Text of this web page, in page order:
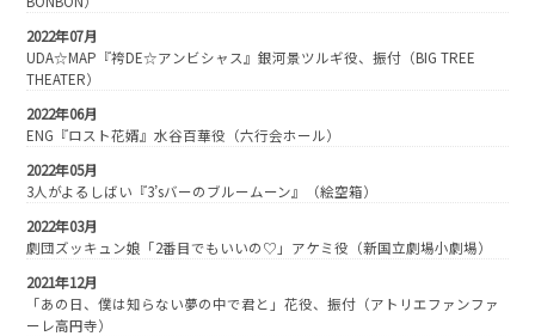
2022年07月
UDA☆MAP『袴DE☆アンビシャス』銀河景ツルギ役、振付（BIG TREE
THEATER）
2022年06月
ENG『ロスト花婿』水谷百華役（六行会ホール）
2022年05月
3人がよるしばい『3’sバーのブルームーン』（絵空箱）
2022年03月
劇団ズッキュン娘「2番目でもいいの♡」アケミ役（新国立劇場小劇場）
2021年12月
「あの日、僕は知らない夢の中で君と」花役、振付（アトリエファンファ
ーレ高円寺）